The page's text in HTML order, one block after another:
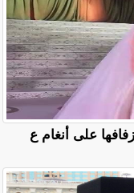
على أنغام ع